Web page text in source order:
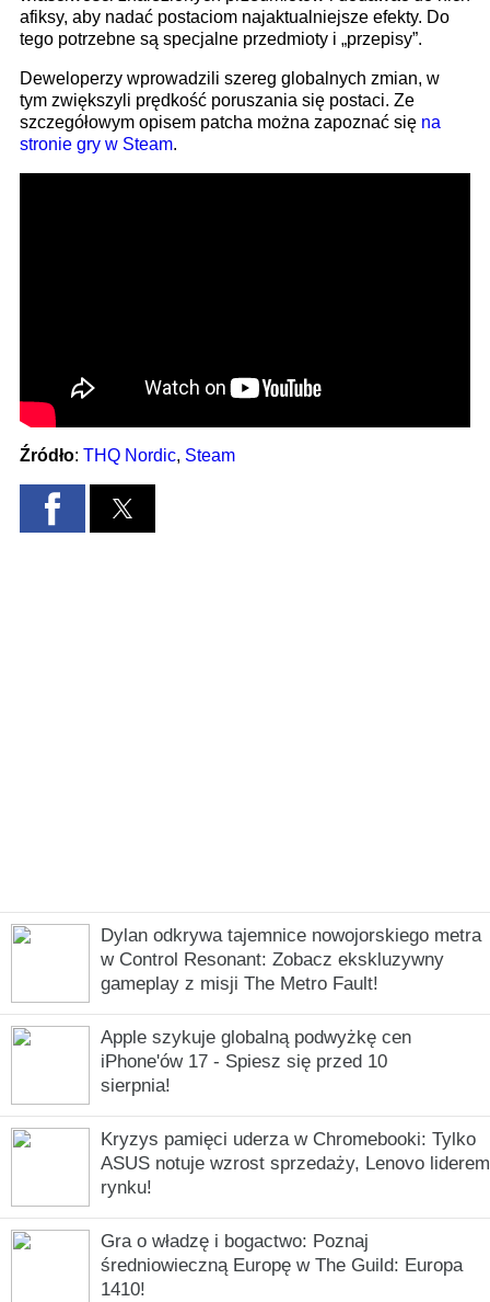
Dylan odkrywa tajemnice nowojorskiego metra
w Control Resonant: Zobacz ekskluzywny
gameplay z misji The Metro Fault!
Apple szykuje globalną podwyżkę cen
iPhone'ów 17 - Spiesz się przed 10
sierpnia!
Kryzys pamięci uderza w Chromebooki: Tylko
ASUS notuje wzrost sprzedaży, Lenovo liderem
rynku!
Gra o władzę i bogactwo: Poznaj
średniowieczną Europę w The Guild: Europa
1410!